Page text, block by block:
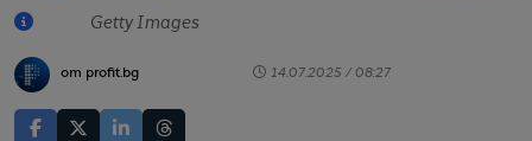
Getty Images
от profit.bg 14.07.2025 / 08:27